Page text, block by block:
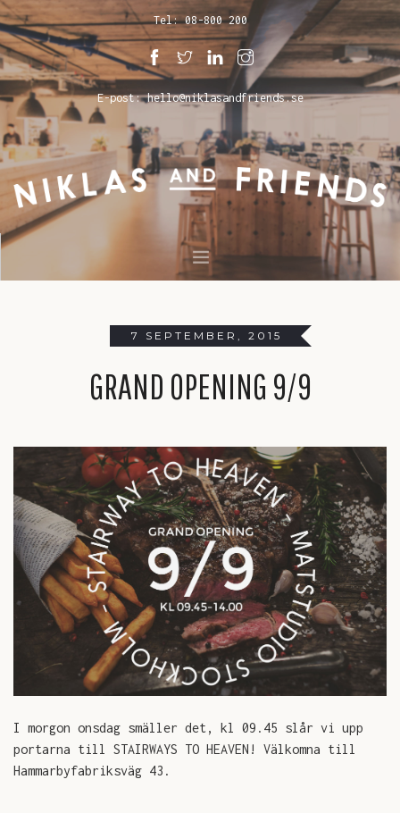
Tel: 08-800 200
E-post: hello@niklasandfriends.se
SJÖSTADEN
CATERING
JOBBA HOS OSS
KONTAKT
7 SEPTEMBER, 2015
GRAND OPENING 9/9
I morgon onsdag smäller det, kl 09.45 slår vi upp
portarna till STAIRWAYS TO HEAVEN!
Välkomna till
Hammarbyfabriksväg 43.